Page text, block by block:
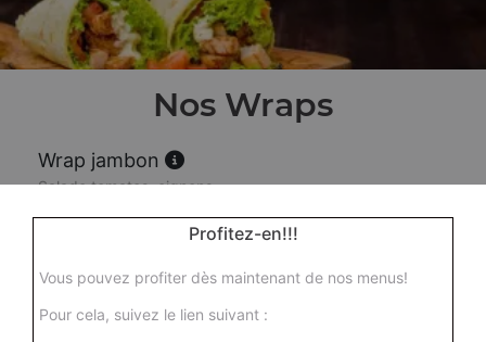
Nos Wraps
Wrap jambon
Salade tomates, oignons
5.00€
Wrap saumon
Salade tomates, oignons
Profitez-en!!!
Vous pouvez profiter dès maintenant de nos menus!
Pour cela, suivez le lien suivant :